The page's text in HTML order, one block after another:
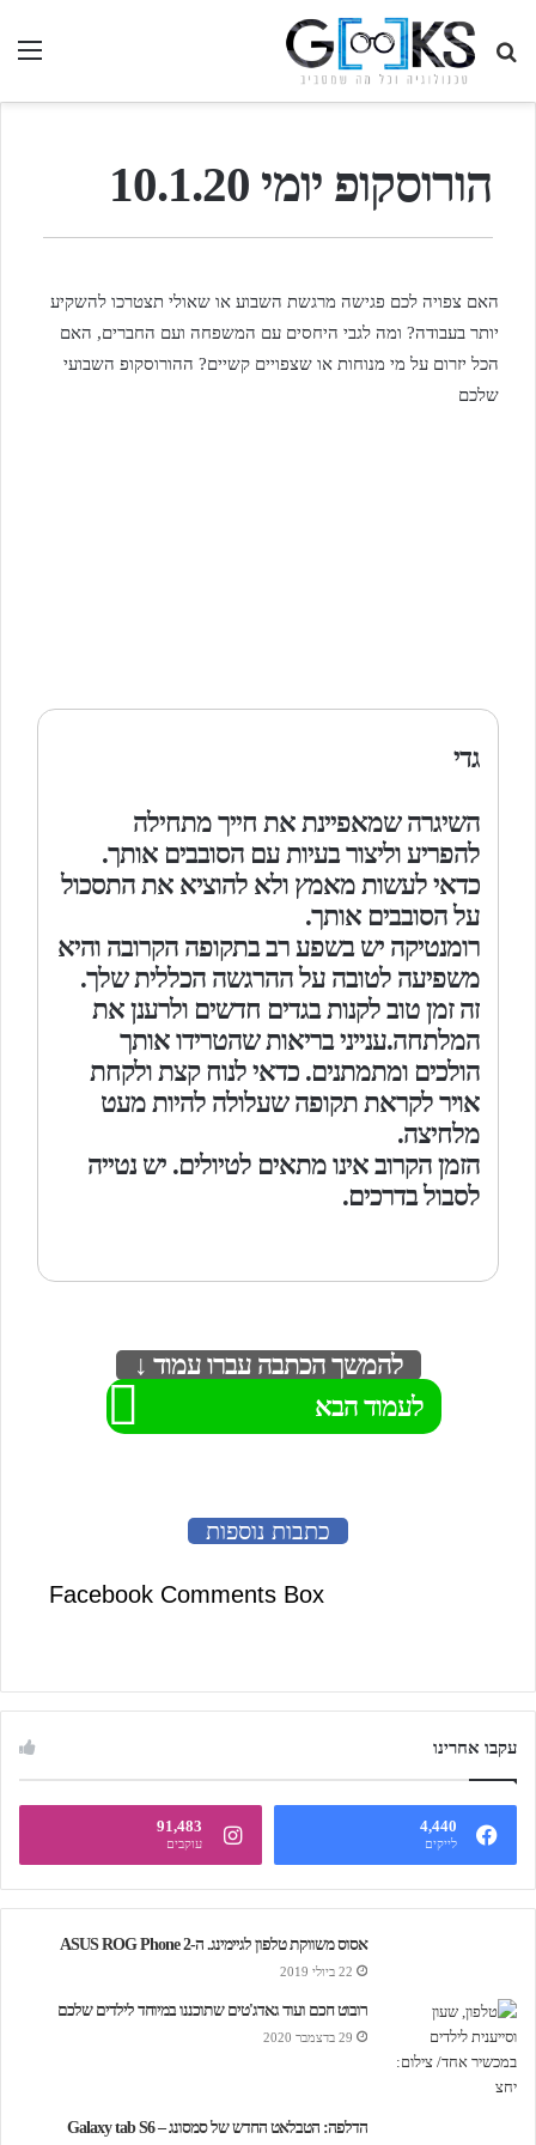
חיפוש
בגיקס...
הורוסקופ יומי 10.1.20
האם צפויה לכם פגישה מרגשת השבוע או שאולי תצטרכו להשקיע
יותר בעבודה? ומה לגבי היחסים עם המשפחה ועם החברים, האם
הכל יזרום על מי מנוחות או שצפויים קשיים? ההורוסקופ השבועי
שלכם
גדי
השיגרה שמאפיינת את חייך מתחילה
להפריע וליצור בעיות עם הסובבים אותך.
כדאי לעשות מאמץ ולא להוציא את התסכול
על הסובבים אותך.
רומנטיקה יש בשפע רב בתקופה הקרובה והיא
משפיעה לטובה על ההרגשה הכללית שלך.
זה זמן טוב לקנות בגדים חדשים ולרענן את
המלתחה.ענייני בריאות שהטרידו אותך
הולכים ומתמתנים. כדאי לנוח קצת ולקחת
אויר לקראת תקופה שעלולה להיות מעט
מלחיצה.
הזמן הקרוב אינו מתאים לטיולים. יש נטייה
לסבול בדרכים.
להמשך הכתבה עברו עמוד ↓
לעמוד הבא
כתבות נוספות
Facebook Comments Box
עקבו אחרינו
4,440
לייקים
91,483
עוקבים
אסוס משווקת טלפון לגיימינג. ה-ASUS ROG Phone 2
22 ביולי 2019
רובוט חכם ועוד גאדג'טים שתוכננו במיוחד לילדים שלכם
29 בדצמבר 2020
הדלפה: הטבלאט החדש של סמסונג – Galaxy tab S6